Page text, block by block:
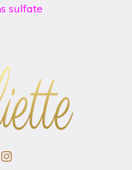
sulfate
Instagram